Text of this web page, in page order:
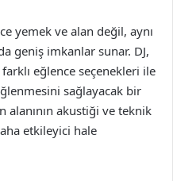
yemek ve alan değil, aynı
geniş imkanlar sunar. DJ,
eğlence seçenekleri ile
sağlayacak bir
akustiği ve teknik
etkileyici hale